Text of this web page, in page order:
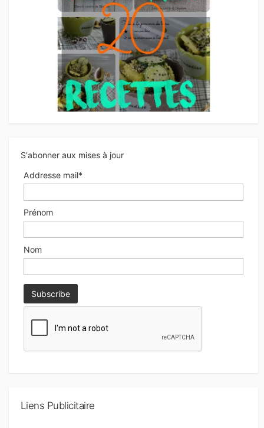
S'abonner aux mises à jour
Addresse mail*
Prénom
Nom
Liens Publicitaire